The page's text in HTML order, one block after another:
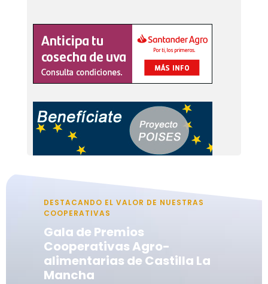
DESTACANDO EL VALOR DE NUESTRAS
COOPERATIVAS
Gala de Premios
Cooperativas Agro-
alimentarias de Castilla La
Mancha